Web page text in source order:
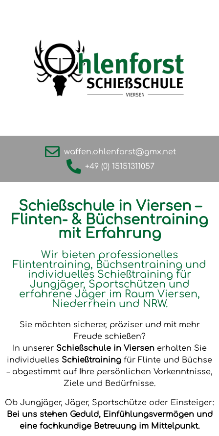
waffen.ohlenforst@gmx.net
+49 (0) 15151311057
Schießschule in Viersen –
Flinten- & Büchsentraining
mit Erfahrung
Wir bieten professionelles
Flintentraining, Büchsentraining und
individuelles Schießtraining für
Jungjäger, Sportschützen und
erfahrene Jäger im Raum Viersen,
Niederrhein und NRW.
Sie möchten sicherer, präziser und mit mehr
Freude schießen?
In unserer Schießschule in Viersenerhalten Sie
individuelles Schießtraining für Flinte und Büchse
– abgestimmt auf Ihre persönlichen Vorkenntnisse,
Ziele und Bedürfnisse.
Ob Jungjäger, Jäger, Sportschütze oder Einsteiger:
Bei uns stehen Geduld, Einfühlungsvermögen und
eine fachkundige Betreuung im Mittelpunkt.